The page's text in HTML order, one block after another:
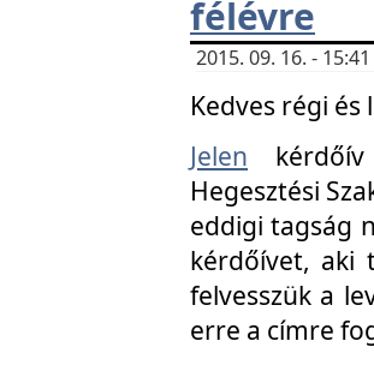
félévre
2015. 09. 16. -
Kedves régi
Jelen
Hegesztési
eddigi tagság
kérdőívet, aki
felvesszük a
erre a címre